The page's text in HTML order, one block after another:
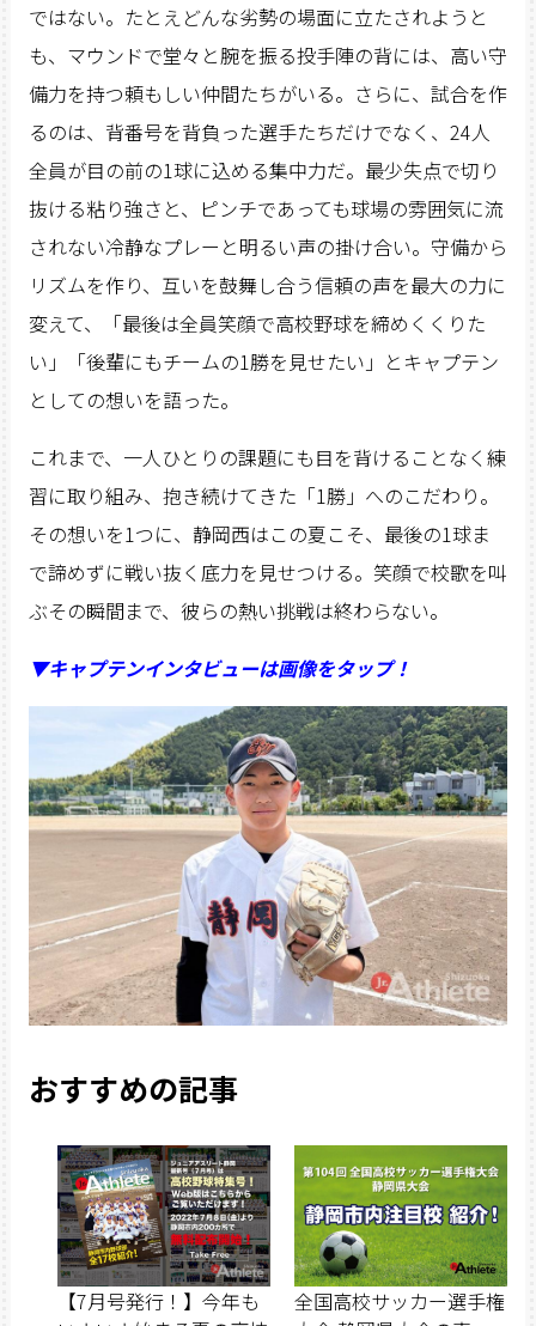
ではない。たとえどんな劣勢の場面に立たされようと
も、マウンドで堂々と腕を振る投手陣の背には、高い守
備力を持つ頼もしい仲間たちがいる。さらに、試合を作
るのは、背番号を背負った選手たちだけでなく、24人
全員が目の前の1球に込める集中力だ。最少失点で切り
抜ける粘り強さと、ピンチであっても球場の雰囲気に流
されない冷静なプレーと明るい声の掛け合い。守備から
リズムを作り、互いを鼓舞し合う信頼の声を最大の力に
変えて、「最後は全員笑顔で高校野球を締めくくりた
い」「後輩にもチームの1勝を見せたい」とキャプテン
としての想いを語った。
これまで、一人ひとりの課題にも目を背けることなく練
習に取り組み、抱き続けてきた「1勝」へのこだわり。
その想いを1つに、静岡西はこの夏こそ、最後の1球ま
で諦めずに戦い抜く底力を見せつける。笑顔で校歌を叫
ぶその瞬間まで、彼らの熱い挑戦は終わらない。
▼キャプテンインタビューは画像をタップ！
おすすめの記事
【7月号発行！】今年も
全国高校サッカー選手権